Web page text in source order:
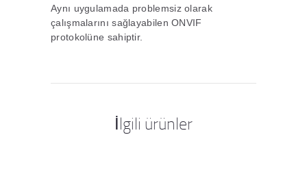
Aynı uygulamada problemsiz olarak
çalışmalarını sağlayabilen ONVIF
protokolüne sahiptir.
İlgili ürünler